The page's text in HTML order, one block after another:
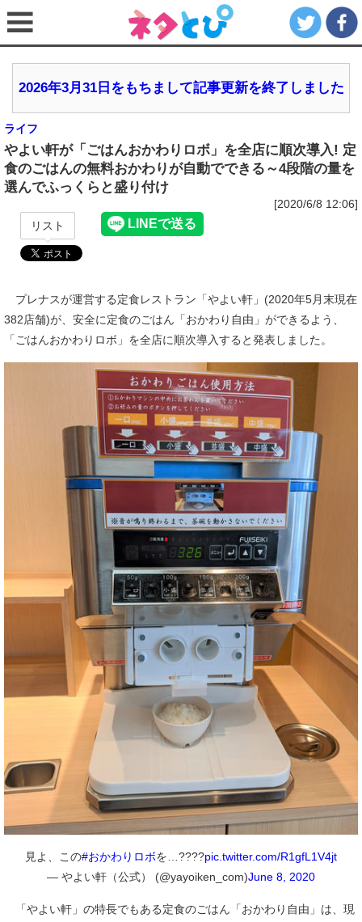
2026年3月31日をもちまして記事更新を終了しました
ライフ
やよい軒が「ごはんおかわりロボ」を全店に順次導入! 定
食のごはんの無料おかわりが自動でできる～4段階の量を
選んでふっくらと盛り付け
[2020/6/8 12:06]
リスト
プレナスが運営する定食レストラン「やよい軒」(2020年5月末現在
382店舗)が、安全に定食のごはん「おかわり自由」ができるよう、
「ごはんおかわりロボ」を全店に順次導入すると発表しました。
見よ、この#おかわりロボを…????pic.twitter.com/R1gfL1V4jt
— やよい軒（公式） (@yayoiken_com)June 8, 2020
「やよい軒」の特長でもある定食のごはん「おかわり自由」は、現